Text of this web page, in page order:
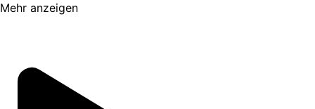
Mehr anzeigen